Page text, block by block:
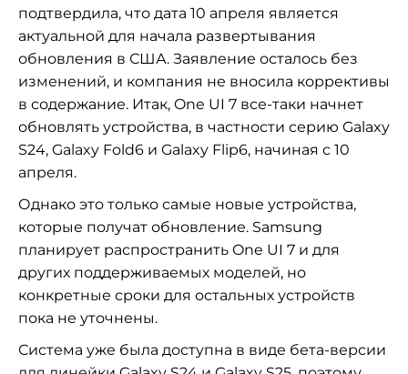
подтвердила, что дата 10 апреля является
актуальной для начала развертывания
обновления в США. Заявление осталось без
изменений, и компания не вносила коррективы
в содержание. Итак, One UI 7 все-таки начнет
обновлять устройства, в частности серию Galaxy
S24, Galaxy Fold6 и Galaxy Flip6, начиная с 10
апреля.
Однако это только самые новые устройства,
которые получат обновление. Samsung
планирует распространить One UI 7 и для
других поддерживаемых моделей, но
конкретные сроки для остальных устройств
пока не уточнены.
Система уже была доступна в виде бета-версии